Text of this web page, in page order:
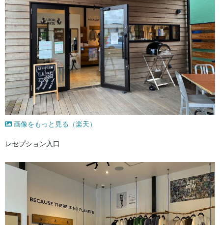
画像をもっと見る（楽天）
レセプション入口